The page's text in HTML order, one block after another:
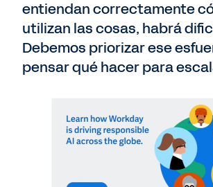
entiendan correctamente
utilizan las cosas, habrá
Debemos priorizar ese
pensar qué hacer para